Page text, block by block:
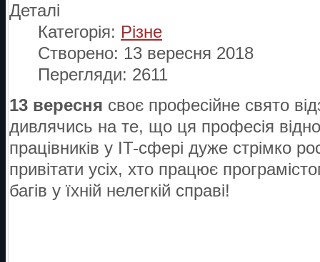
Деталі
Категорія: Різне
Створено: 13 вересня 2018
Перегляди: 2611
13 вересня своє професійне свято
дивлячись на те, що ця професія
працівників у IT-сфері дуже стрімко
привітати усіх, хто працює
багів у їхній нелегкій справі!